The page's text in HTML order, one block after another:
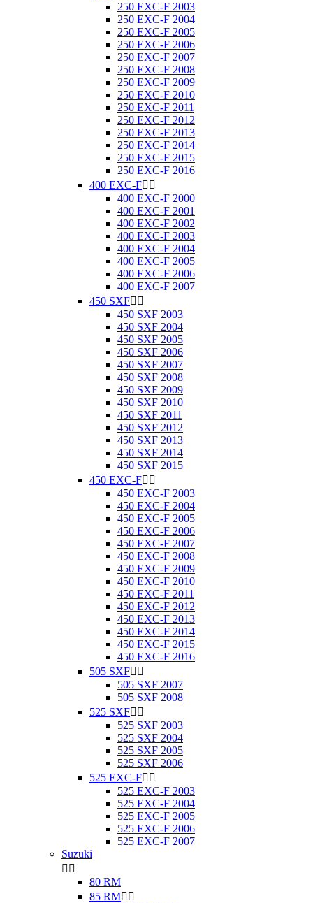
250 EXC-F 2003
250 EXC-F 2004
250 EXC-F 2005
250 EXC-F 2006
250 EXC-F 2007
250 EXC-F 2008
250 EXC-F 2009
250 EXC-F 2010
250 EXC-F 2011
250 EXC-F 2012
250 EXC-F 2013
250 EXC-F 2014
250 EXC-F 2015
250 EXC-F 2016
400 EXC-F 
400 EXC-F 2000
400 EXC-F 2001
400 EXC-F 2002
400 EXC-F 2003
400 EXC-F 2004
400 EXC-F 2005
400 EXC-F 2006
400 EXC-F 2007
450 SXF 
450 SXF 2003
450 SXF 2004
450 SXF 2005
450 SXF 2006
450 SXF 2007
450 SXF 2008
450 SXF 2009
450 SXF 2010
450 SXF 2011
450 SXF 2012
450 SXF 2013
450 SXF 2014
450 SXF 2015
450 EXC-F 
450 EXC-F 2003
450 EXC-F 2004
450 EXC-F 2005
450 EXC-F 2006
450 EXC-F 2007
450 EXC-F 2008
450 EXC-F 2009
450 EXC-F 2010
450 EXC-F 2011
450 EXC-F 2012
450 EXC-F 2013
450 EXC-F 2014
450 EXC-F 2015
450 EXC-F 2016
505 SXF 
505 SXF 2007
505 SXF 2008
525 SXF 
525 SXF 2003
525 SXF 2004
525 SXF 2005
525 SXF 2006
525 EXC-F 
525 EXC-F 2003
525 EXC-F 2004
525 EXC-F 2005
525 EXC-F 2006
525 EXC-F 2007
Suzuki
 
80 RM
85 RM 